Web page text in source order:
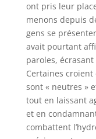
ont pris leur
menons depuis
gens se
avait pourtant
paroles,
Certaines
sont « neutres »
tout en laissant
et en
combattent